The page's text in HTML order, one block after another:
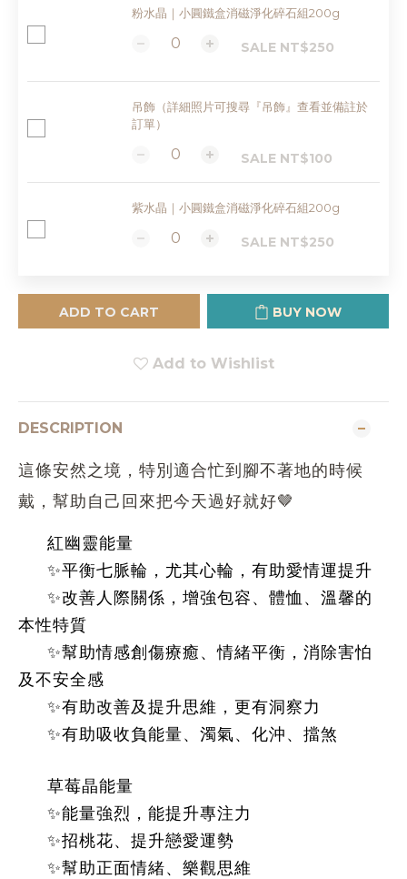
粉水晶｜小圓鐵盒消磁淨化碎石組200g
SALE NT$250
吊飾（詳細照片可搜尋『吊飾』查看並備註於
訂單）
SALE NT$100
紫水晶｜小圓鐵盒消磁淨化碎石組200g
SALE NT$250
ADD TO CART BUY NOW
Add to Wishlist
DESCRIPTION
這條安然之境，特別適合忙到腳不著地的時候
戴，幫助自己回來把今天過好就好🤎
紅幽靈能量
✨平衡七脈輪，尤其心輪，有助愛情運提升
✨改善人際關係，增強包容、體恤、溫馨的
本性特質
✨幫助情感創傷療癒、情緒平衡，消除害怕
及不安全感
✨有助改善及提升思維，更有洞察力
✨有助吸收負能量、濁氣、化沖、擋煞
草莓晶能量
✨能量強烈，能提升專注力
✨招桃花、提升戀愛運勢
✨幫助正面情緒、樂觀思維